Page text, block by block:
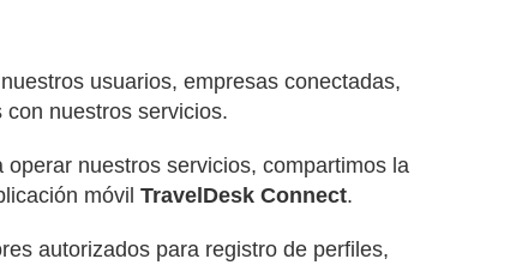
usuarios, empresas conectadas,
nuestros servicios.
nuestros servicios, compartimos la
móvil TravelDesk Connect.
autorizados para registro de perfiles,